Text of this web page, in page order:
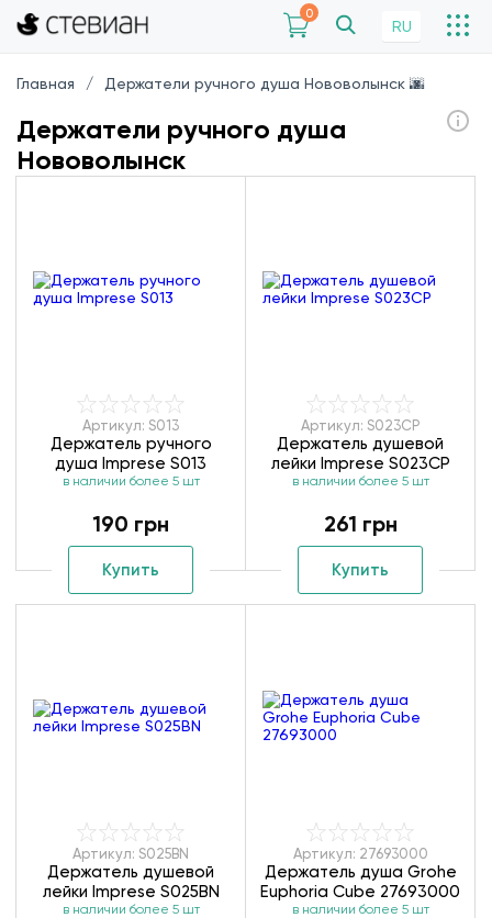
0
RU
Главная Держатели ручного душа Нововолынск 🌆
Держатели ручного душа
Нововолынск
Артикул: S013
Держатель ручного
душа Imprese S013
в наличии более 5 шт
190 грн
Купить
Артикул: S023CP
Держатель душевой
лейки Imprese S023CP
в наличии более 5 шт
261 грн
Купить
Артикул: S025BN
Держатель душевой
лейки Imprese S025BN
в наличии более 5 шт
Артикул: 27693000
Держатель душа Grohe
Euphoria Cube 27693000
в наличии более 5 шт